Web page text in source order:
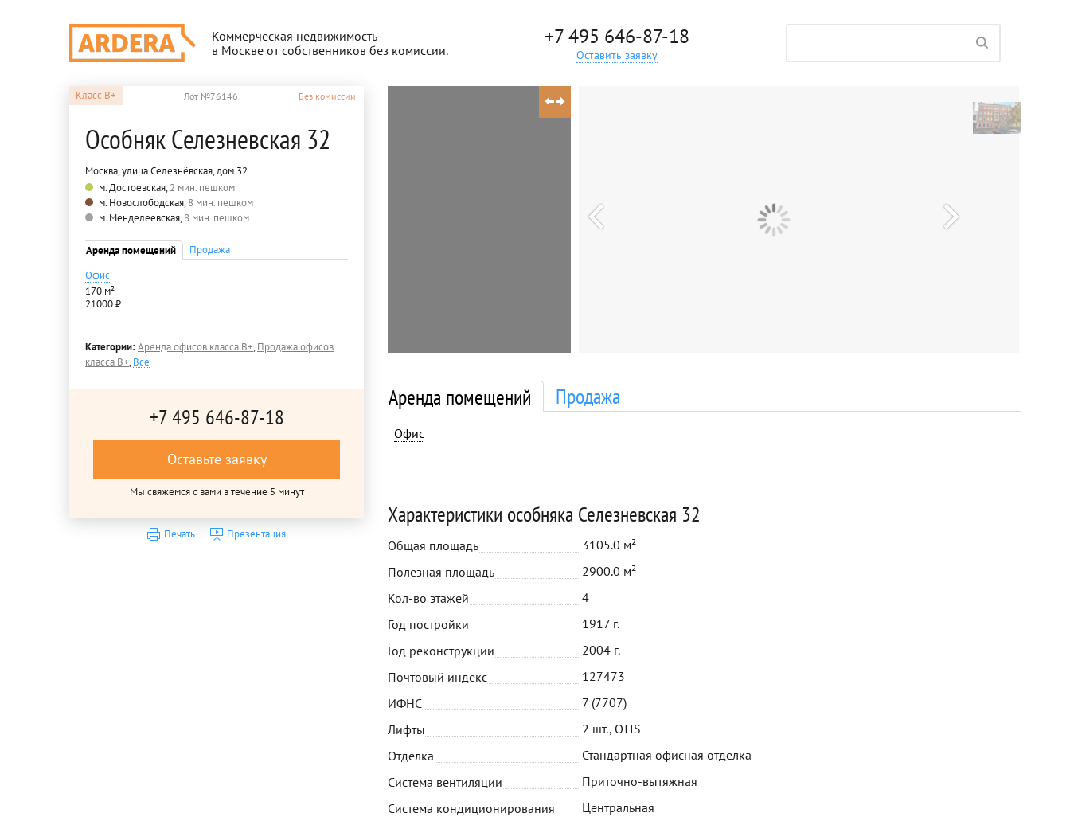
Коммерческая недвижимость
в Москве от собственников без комиссии.
+7 495 646-87-18
Оставить заявку
Класс B+ Лот №76146 Без комиссии
Особняк Селезневская 32
Москва, улица Селезнёвская, дом 32
м. Достоевская,2 мин. пешком
м. Новослободская,8 мин. пешком
м. Менделеевская,8 мин. пешком
Аренда помещений
Продажа
Офис
170 м²
21000 ₽
Категории:Аренда офисов класса B+,Продажа офисов
класса B+,Все
+7 495 646-87-18
Оставьте заявку
Мы свяжемся с вами в течение 5 минут
Печать Презентация
Аренда помещений Продажа
Офис
Характеристики особняка Селезневская 32
Общая площадь
3105.0 м²
Полезная площадь
2900.0 м²
Кол-во этажей
4
Год постройки
1917 г.
Год реконструкции
2004 г.
Почтовый индекс
127473
ИФНС
7 (7707)
Лифты
2 шт., OTIS
Отделка
Стандартная офисная отделка
Система вентиляции
Приточно-вытяжная
Система кондиционирования
Центральная